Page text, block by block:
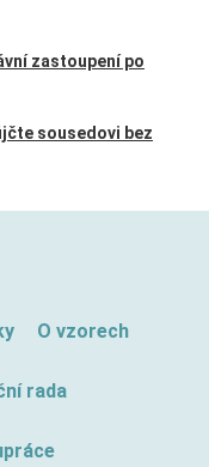
zastoupení po
sousedovi bez
O vzorech
rada